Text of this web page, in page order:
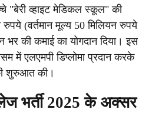
"बेरी व्हाइट मेडिकल स्कूल" की
(वर्तमान मूल्य 50 मिलियन रुपये
की कमाई का योगदान दिया। इस
में एलएमपी डिप्लोमा प्रदान करके
शुरुआत की।
भर्ती 2025 के अक्सर